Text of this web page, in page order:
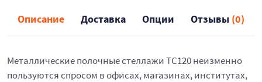
Описание Доставка Опции Отзывы (0)
Металлические полочные стеллажи ТС120 неизменно
пользуются спросом в офисах, магазинах, институтах,